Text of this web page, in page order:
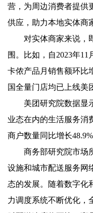
营，为周边消费者提供
供应，助力本地实体商
对实体商家来说，
围。比如，自2023年
卡侬产品月销售额环比
国全量门店均已上线美
美团研究院数据显
业态在内的生活服务消
商户数量同比增长48.9%
商务部研究院市场
设施和城市配送服务网
态的发展。随着数字化
力调度系统不断优化，